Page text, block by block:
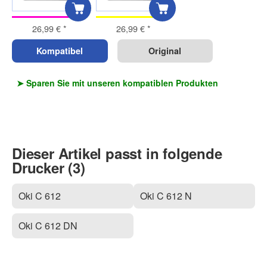
26,99 €* 26,99 €*
Kompatibel Original
➤ Sparen Sie mit unseren kompatiblen Produkten
Dieser Artikel passt in folgende
Drucker (3)
Oki C 612
Oki C 612 DN
Oki C 612 N